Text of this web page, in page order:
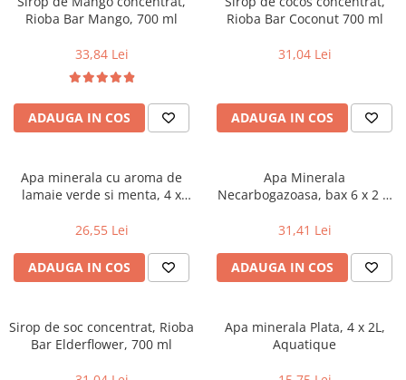
Rioba Bar Mango, 700 ml
33,84 Lei
ADAUGA IN COS
Rioba Bar Coconut 700 ml
31,04 Lei
ADAUGA IN COS
Apa minerala cu aroma de
lamaie verde si menta, 4 x
26,55 Lei
ADAUGA IN COS
Apa Minerala
Necarbogazoasa, bax 6 x 2 L,
31,41 Lei
ADAUGA IN COS
Sirop de soc concentrat, Rioba
Bar Elderflower, 700 ml
Apa minerala Plata, 4 x 2L,
Aquatique